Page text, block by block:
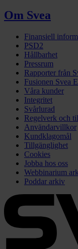
Om Svea
Finansiell
PSD2
Hållbarhet
Pressrum
Rapporter från
Fusionen Svea
Våra kunder
Integritet
Svårlurad
Regelverk och
Användarvillkor
Kundklagomål
Tillgänglighet
Cookies
Jobba hos oss
Webbinarium
Poddar arkiv